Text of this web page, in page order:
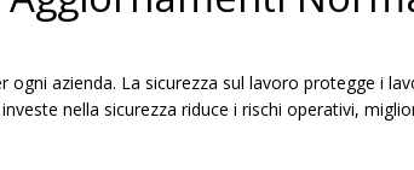
azienda. La sicurezza sul lavoro protegge i
nella sicurezza riduce i rischi operativi,